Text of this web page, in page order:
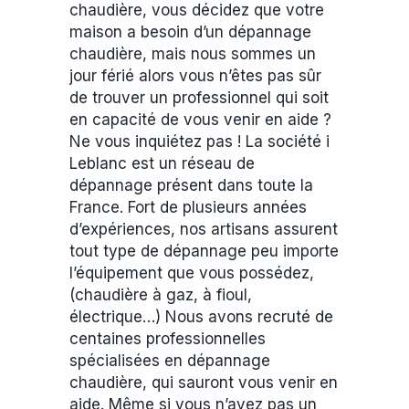
chaudière, vous décidez que votre
maison a besoin d’un dépannage
chaudière, mais nous sommes un
jour férié alors vous n’êtes pas sûr
de trouver un professionnel qui soit
en capacité de vous venir en aide ?
Ne vous inquiétez pas ! La société i
Leblanc est un réseau de
dépannage présent dans toute la
France. Fort de plusieurs années
d’expériences, nos artisans assurent
tout type de dépannage peu importe
l’équipement que vous possédez,
(chaudière à gaz, à fioul,
électrique…) Nous avons recruté de
centaines professionnelles
spécialisées en dépannage
chaudière, qui sauront vous venir en
aide. Même si vous n’avez pas un